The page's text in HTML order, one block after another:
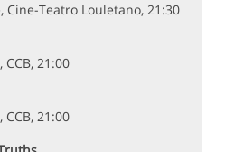
Cine-Teatro Louletano, 21:30
21:00
21:00